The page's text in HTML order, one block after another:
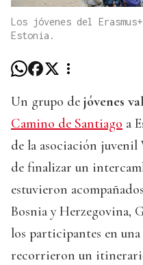
Los jóvenes del
Estonia.
Un grupo de jóvenes
Camino de Santiago a
de la asociación juvenil
de finalizar un
estuvieron
Bosnia y Herzegovina,
los participantes en
recorrieron un